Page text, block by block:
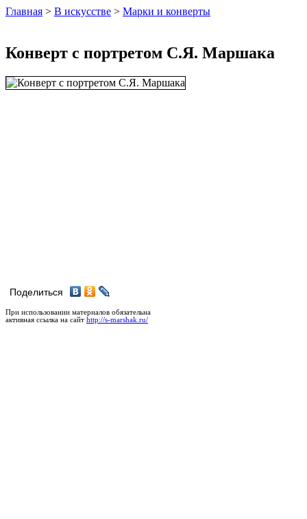
Главная > В искусстве > Марки и конверты
Конверт с портретом С.Я. Маршака
Поделиться
При использовании материалов обязательна
активная ссылка на сайт http://s-marshak.ru/